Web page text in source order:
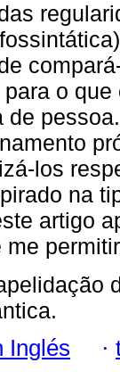
o
de
los
na
artigo
Inglés ·